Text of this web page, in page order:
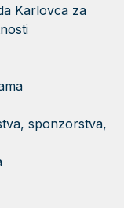
Karlovca za
sponzorstva,